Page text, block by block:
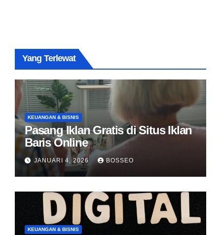
Yang Terlewat
KEUANGAN & BISNIS
Pasang Iklan Gratis di Situs Iklan
Baris Online
JANUARI 4, 2026 BOSSEO
KEUANGAN & BISNIS